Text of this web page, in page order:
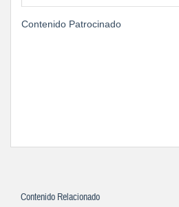
Contenido Patrocinado
Contenido Relacionado